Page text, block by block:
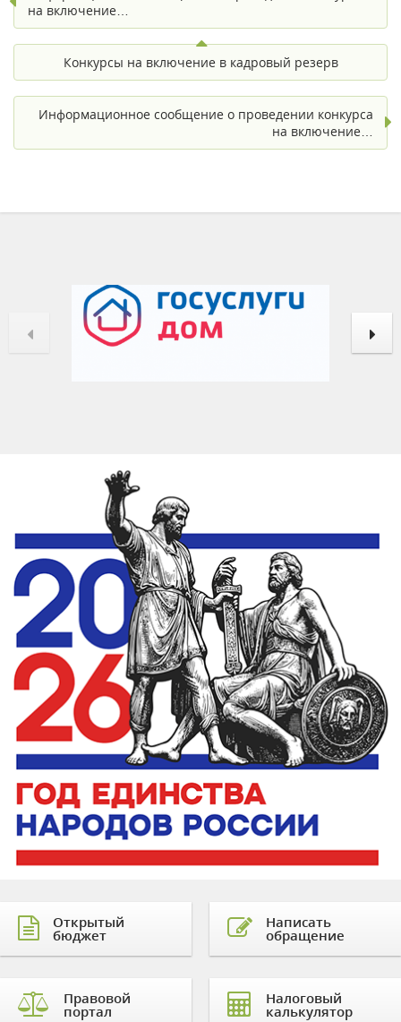
на включение…
Конкурсы на включение в кадровый резерв
Информационное сообщение о проведении конкурса
на включение…
Открытый
бюджет
Правовой
портал
Написать
обращение
Налоговый
калькулятор